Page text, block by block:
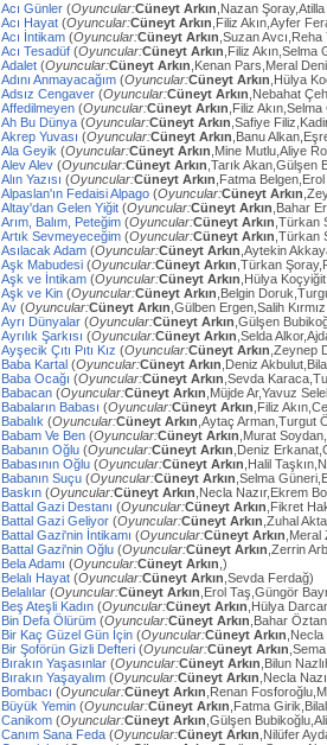
Acı Günler (Oyuncular:Cüneyt Arkın ,Nazan
Acı Hayat (Oyuncular:Cüneyt Arkın ,Filiz Akın,Ayfer
Acı İntikam (Oyuncular:Cüneyt Arkın ,Suzan
Acı Tesadüf (Oyuncular:Cüneyt Arkın ,Filiz Akın,Selma
Adalet (Oyuncular:Cüneyt Arkın ,Kenan Pars,Meral
Adını Anmayacağım (Oyuncular:Cüneyt Arkın ,Hülya
Adsız Cengaver (Oyuncular:Cüneyt Arkın ,Nebahat
Affedilmeyen (Oyuncular:Cüneyt Arkın ,Filiz
Ah Bu Dünya (Oyuncular:Cüneyt Arkın ,Safiye
Akrep Yuvası (Oyuncular:Cüneyt Arkın ,Banu
Ala Geyik (Oyuncular:Cüneyt Arkın ,Mine Mutlu,Aliye
Alev Alev (Oyuncular:Cüneyt Arkın ,Tarık Akan,Gülşen
Alın Yazısı (Oyuncular:Cüneyt Arkın ,Fatma
Alpaslan'ın Fedaisi Alpago (Oyuncular:Cüneyt Arkın
Altay'dan Gelen Yiğit (Oyuncular:Cüneyt Arkın ,Bahar
Arım, Balım, Peteğim (Oyuncular:Cüneyt Arkın ,Türkan
Artık Sevmeyeceğim (Oyuncular:Cüneyt Arkın ,Türkan
Asılacak Adam (Oyuncular:Cüneyt Arkın ,Aytekin
Aşk Mabudesi (Oyuncular:Cüneyt Arkın ,Türkan
Aşk ve İntikam (Oyuncular:Cüneyt Arkın ,Hülya
Aşk ve Kin (Oyuncular:Cüneyt Arkın ,Belgin
Av (Oyuncular:Cüneyt Arkın ,Gülben Ergen,Salih
Ayrı Dünyalar (Oyuncular:Cüneyt Arkın ,Gülşen
Ayrılık Şarkısı (Oyuncular:Cüneyt Arkın ,Selda
Ayşecik Çıtı Pıtı Kız (Oyuncular:Cüneyt Arkın ,Zeynep
Baba Kartal (Oyuncular:Cüneyt Arkın ,Deniz
Baba Ocağı (Oyuncular:Cüneyt Arkın ,Sevda
Babacan (Oyuncular:Cüneyt Arkın ,Müjde Ar,Yavuz
Babaların Babası (Oyuncular:Cüneyt Arkın ,Filiz
Babalık (Oyuncular:Cüneyt Arkın ,Aytaç Arman,Turgut
Babam Ve Ben (Oyuncular:Cüneyt Arkın ,Murat
Babanın Oğlu (Oyuncular:Cüneyt Arkın ,Deniz
Babasının Oğlu (Oyuncular:Cüneyt Arkın ,Halil
Babanın Suçu (Oyuncular:Cüneyt Arkın ,Selma
Baskın (Oyuncular:Cüneyt Arkın ,Necla Nazır,Ekrem
Battal Gazi Destanı (Oyuncular:Cüneyt Arkın ,Fikret
Battal Gazi Geliyor (Oyuncular:Cüneyt Arkın ,Zuhal
Battal Gazi'nin İntikamı (Oyuncular:Cüneyt Arkın
Battal Gazi'nin Oğlu (Oyuncular:Cüneyt Arkın ,Zerrin
Bela Adamı (Oyuncular:Cüneyt Arkın ,)
Belalı Hayat (Oyuncular:Cüneyt Arkın ,Sevda Ferdağ)
Belalılar (Oyuncular:Cüneyt Arkın ,Erol Taş,Güngör
Beş Ateşli Kadın (Oyuncular:Cüneyt Arkın ,Hülya
Bin Defa Ölürüm (Oyuncular:Cüneyt Arkın ,Bahar
Bir Kaç Güzel Gün İçin (Oyuncular:Cüneyt Arkın
Bir Şoförün Gizli Defteri (Oyuncular:Cüneyt Arkın
Bırakın Yaşasınlar (Oyuncular:Cüneyt Arkın ,Bilun
Bırakın Yaşayalım (Oyuncular:Cüneyt Arkın ,Necla
Bombacı (Oyuncular:Cüneyt Arkın ,Renan
Büyük Yemin (Oyuncular:Cüneyt Arkın ,Fatma
Canikom (Oyuncular:Cüneyt Arkın ,Gülşen
Canım Sana Feda (Oyuncular:Cüneyt Arkın ,Nilüfer